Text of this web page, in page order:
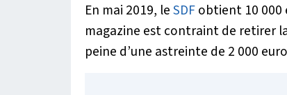
En mai 2019, leSDFobtient 10 000
magazine est contraint de retirer
peine d’une astreinte de 2 000